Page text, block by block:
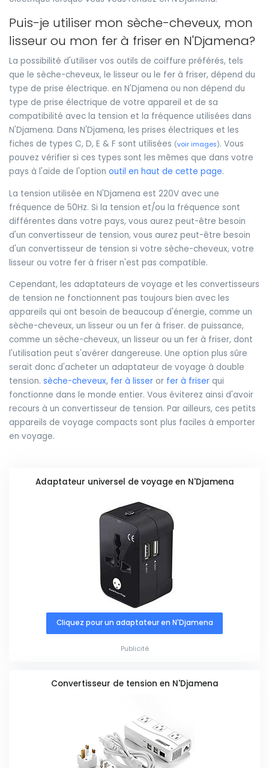
Puis-je utiliser mon sèche-cheveux, mon
lisseur ou mon fer à friser en N'Djamena?
La possibilité d'utiliser vos outils de coiffure préférés, tels
que le sèche-cheveux, le lisseur ou le fer à friser, dépend du
type de prise électrique. en N'Djamena ou non dépend du
type de prise électrique de votre appareil et de sa
compatibilité avec la tension et la fréquence utilisées dans
N'Djamena. Dans N'Djamena, les prises électriques et les
fiches de types C, D, E & F sont utilisées (voir images). Vous
pouvez vérifier si ces types sont les mêmes que dans votre
pays à l'aide de l'option outil en haut de cette page.
La tension utilisée en N'Djamena est 220V avec une
fréquence de 50Hz. Si la tension et/ou la fréquence sont
différentes dans votre pays, vous aurez peut-être besoin
d'un convertisseur de tension, vous aurez peut-être besoin
d'un convertisseur de tension si votre sèche-cheveux, votre
lisseur ou votre fer à friser n'est pas compatible.
Cependant, les adaptateurs de voyage et les convertisseurs
de tension ne fonctionnent pas toujours bien avec les
appareils qui ont besoin de beaucoup d'énergie, comme un
sèche-cheveux, un lisseur ou un fer à friser. de puissance,
comme un sèche-cheveux, un lisseur ou un fer à friser, dont
l'utilisation peut s'avérer dangereuse. Une option plus sûre
serait donc d'acheter un adaptateur de voyage à double
tension. sèche-cheveux, fer à lisser or fer à friser qui
fonctionne dans le monde entier. Vous éviterez ainsi d'avoir
recours à un convertisseur de tension. Par ailleurs, ces petits
appareils de voyage compacts sont plus faciles à emporter
en voyage.
Adaptateur universel de voyage en N'Djamena
Cliquez pour un adaptateur en N'Djamena
Publicité
Convertisseur de tension en N'Djamena